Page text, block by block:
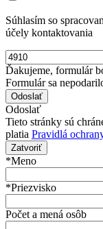
Súhlasím so
účely kontaktovania
Ďakujeme, formulár
Formulár sa
Odoslať
Tieto stránky sú
platia Pravidlá
Zatvoriť
*Meno
*Priezvisko
Počet a mená osôb